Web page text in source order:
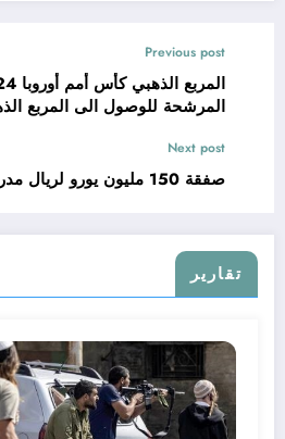
Previous post
المرشحة للوصول الى المربع
Next post
صفقة 150 مليون يورو لريال مدريد
تقارير